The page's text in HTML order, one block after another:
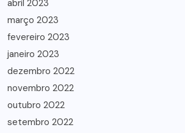
abril 2023
março 2023
fevereiro 2023
janeiro 2023
dezembro 2022
novembro 2022
outubro 2022
setembro 2022